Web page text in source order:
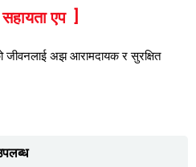
एप
अझ आरामदायक र सुरक्षित